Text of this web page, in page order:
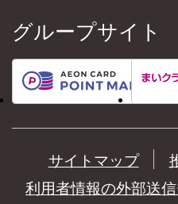
グループサイト
サイトマップ
利用者情報の外部送